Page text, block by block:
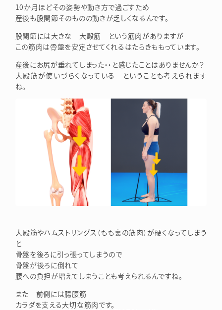
10か月ほどその姿勢や動き方で過ごすため
産後も股関節そのものの動きが乏しくなるんです。
股関節には大きな 大殿筋 という筋肉がありますが
この筋肉は骨盤を安定させてくれるはたらきももっています。
産後にお尻が垂れてしまった・・と感じたことはありませんか？
大殿筋が使いづらくなっている ということも考えられます
ね。
大殿筋やハムストリングス（もも裏の筋肉）が硬くなってしまう
と
骨盤を後ろに引っ張ってしまうので
骨盤が後ろに倒れて
腰への負担が増えてしまうことも考えられるんですね。
また 前側には腸腰筋
カラダを支える大切な筋肉です。